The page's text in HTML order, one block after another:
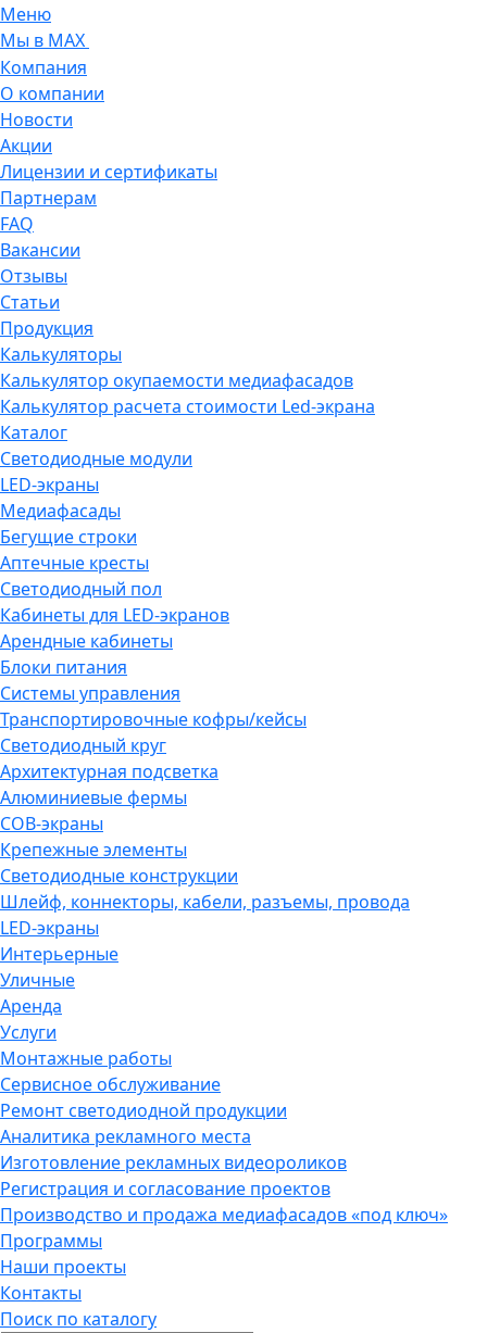
Меню
Мы в MAX
Компания
О компании
Новости
Акции
Лицензии и сертификаты
Партнерам
FAQ
Вакансии
Отзывы
Статьи
Продукция
Калькуляторы
Калькулятор окупаемости медиафасадов
Калькулятор расчета стоимости Led-экрана
Каталог
Светодиодные модули
LED-экраны
Медиафасады
Бегущие строки
Аптечные кресты
Светодиодный пол
Кабинеты для LED-экранов
Арендные кабинеты
Блоки питания
Системы управления
Транспортировочные кофры/кейсы
Светодиодный круг
Архитектурная подсветка
Алюминиевые фермы
COB-экраны
Крепежные элементы
Светодиодные конструкции
Шлейф, коннекторы, кабели, разъемы, провода
LED-экраны
Интерьерные
Уличные
Аренда
Услуги
Монтажные работы
Сервисное обслуживание
Ремонт светодиодной продукции
Аналитика рекламного места
Изготовление рекламных видеороликов
Регистрация и согласование проектов
Производство и продажа медиафасадов «под ключ»
Программы
Наши проекты
Контакты
Поиск по каталогу